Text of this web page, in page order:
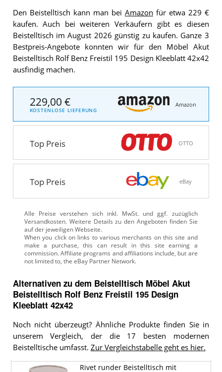
Den Beistelltisch kann man bei Amazon für etwa 229 €
kaufen. Auch bei weiteren Verkäufern gibt es diesen
Beistelltisch im August 2026 günstig zu kaufen. Ganze 3
Bestpreis-Angebote konnten wir für den Möbel Akut
Beistelltisch Rolf Benz Freistil 195 Design Kleeblatt 42x42
ausfindig machen.
229,00 €
KOSTENLOSE LIEFERUNG
Amazon
Top Preis OTTO
Top Preis eBay
Alle Preise verstehen sich inkl. MwSt. und ggf. zuzüglich
Versandkosten. Weitere Details zu den Angeboten finden Sie
auf der jeweiligen Webseite.
Alternativen zu dem Beistelltisch Möbel Akut
Beistelltisch Rolf Benz Freistil 195 Design
Kleeblatt 42x42
Noch nicht überzeugt? Ähnliche Produkte finden Sie in
unserem Vergleich, der die 17 besten modernen
Beistelltische umfasst. Zur Vergleichstabelle geht es hier.
Rivet runder Beistelltisch mit